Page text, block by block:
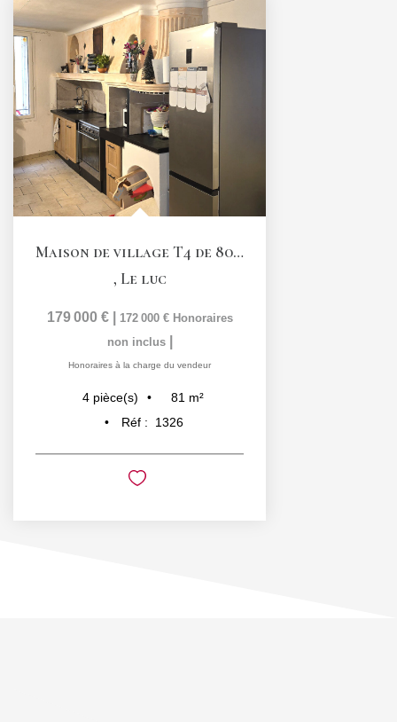
Maison de village T4 de 80,6 m2 avec garage et terrasse...
, Le luc
179 000 € 172 000 € Honoraires
non inclus
Honoraires à la charge du vendeur
4 pièce(s) 81 m²
Réf :
1326